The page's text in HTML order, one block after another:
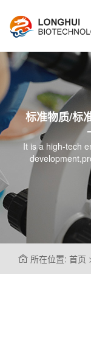
标准物质/标
It is a high-tech
所在位置: 首页